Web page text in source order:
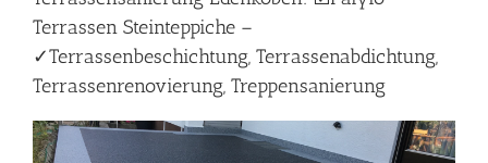
Terrassen Steinteppiche –
✓Terrassenbeschichtung, Terrassenabdichtung,
Terrassenrenovierung, Treppensanierung